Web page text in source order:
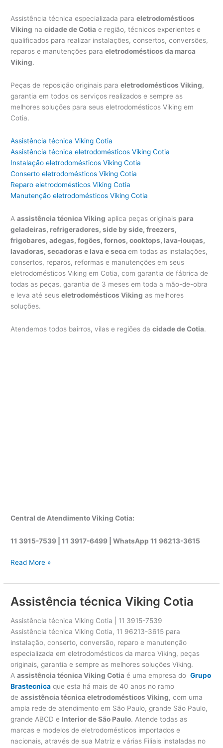
Assistência técnica especializada paraeletrodomésticos
Viking nacidade de Cotia e região, técnicos experientes e
qualificados para realizar instalações, consertos, conversões,
reparos e manutenções paraeletrodomésticos da marca
Viking.
Peças de reposição originais paraeletrodomésticos Viking,
garantia em todos os serviços realizados e sempre as
melhores soluções para seus eletrodomésticos Viking em
Cotia.
Assistência técnica Viking Cotia
Assistência técnica eletrodomésticos Viking Cotia
Instalação eletrodomésticos Viking Cotia
Conserto eletrodomésticos Viking Cotia
Reparo eletrodomésticos Viking Cotia
Manutenção eletrodomésticos Viking Cotia
Aassistência técnica Viking aplica peças originais para
geladeiras, refrigeradores, side by side, freezers,
frigobares, adegas, fogões, fornos, cooktops, lava-louças,
lavadoras, secadoras e lava e secaem todas as instalações,
consertos, reparos, reformas e manutenções em seus
eletrodomésticos Viking em Cotia, com garantia de fábrica de
todas as peças, garantia de 3 meses em toda a mão-de-obra
e leva até seuseletrodomésticos Viking as melhores
soluções.
Atendemos todos bairros, vilas e regiões dacidade de Cotia.
Central de Atendimento Viking Cotia:
11 3915-7539 | 11 3917-6499 |WhatsApp11 96213-3615
A
s
s
t
ê
n
a
t
é
Read More »
Assistência técnica Viking Cotia
Assistência técnica Viking Cotia | 11 3915-7539
Assistência técnica Viking Cotia, 11 96213-3615 para
instalação, conserto, conversão, reparo e manutenção
especializada em eletrodomésticos da marca Viking, peças
originais, garantia e sempre as melhores soluções Viking.
Aassistência técnica Viking Cotia é uma empresa doGrupo
Brastecnica que esta há mais de 40 anos no ramo
deassistência técnica eletrodomésticos Viking, com uma
ampla rede de atendimento em São Paulo, grande São Paulo,
grande ABCD e Interior de São Paulo. Atende todas as
marcas e modelos de eletrodomésticos importados e
nacionais, através de sua Matriz e várias Filiais instaladas no